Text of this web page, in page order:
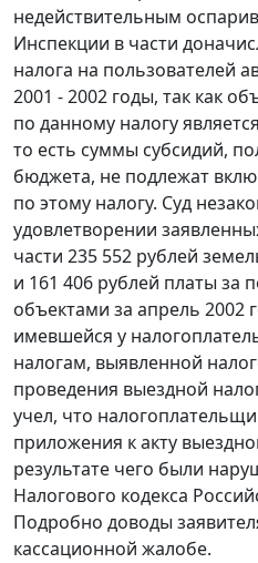
недействительным
Инспекции в части
налога на пользователей
2001 - 2002 годы, так как
по данному налогу
то есть суммы субсидий,
бюджета, не подлежат
по этому налогу. Суд
удовлетворении
части 235 552 рублей
и 161 406 рублей платы за
объектами за апрель 2002
имевшейся у
налогам, выявленной
проведения выездной
учел, что
приложения к акту
результате чего были
Налогового кодекса
Подробно доводы
кассационной жалобе.